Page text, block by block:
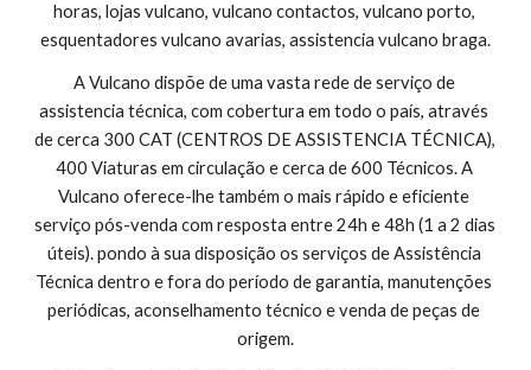
horas, lojas vulcano, vulcano contactos, vulcano porto,
esquentadores vulcano avarias, assistencia vulcano braga.
A Vulcano dispõe de uma vasta rede de serviço de
assistencia técnica, com cobertura em todo o país, através
de cerca 300 CAT (CENTROS DE ASSISTENCIA TÉCNICA),
400 Viaturas em circulação e cerca de 600 Técnicos. A
Vulcano oferece-lhe também o mais rápido e eficiente
serviço pós-venda com resposta entre 24h e 48h (1 a 2 dias
úteis). pondo à sua disposição os serviços de Assistência
Técnica dentro e fora do período de garantia, manutenções
periódicas, aconselhamento técnico e venda de peças de
origem.